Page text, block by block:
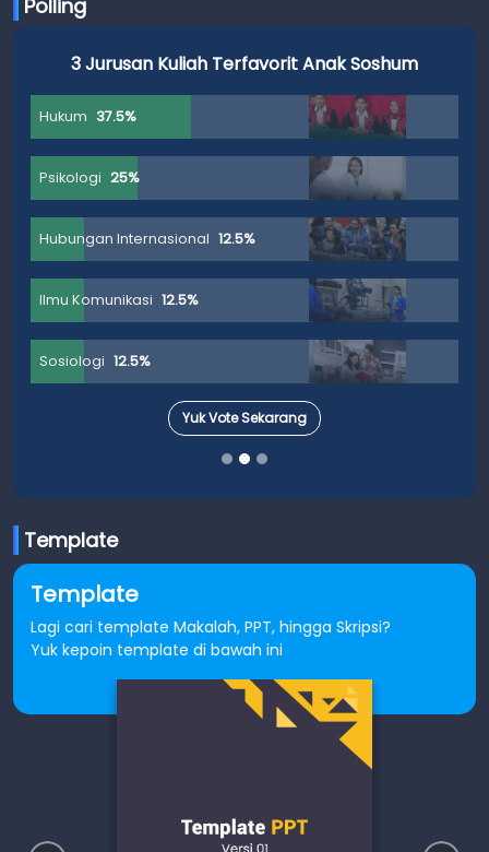
Polling
3 Jurusan Kuliah Terfavorit Anak Soshum
Hukum 37.5%
Psikologi 25%
Hubungan Internasional 12.5%
Ilmu Komunikasi 12.5%
Sosiologi 12.5%
Yuk Vote Sekarang
Template
Template
Lagi cari template Makalah, PPT, hingga Skripsi?
Yuk kepoin template di bawah ini